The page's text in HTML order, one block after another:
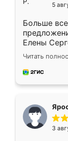
5
Больше
Елены
короткие
для
предложил
Читать
3